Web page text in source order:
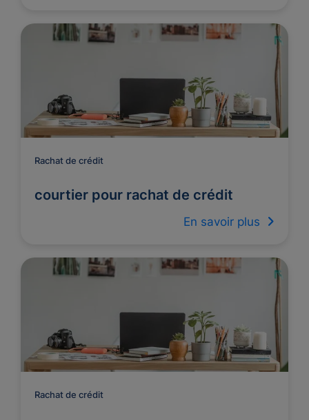
Rachat de crédit
courtier pour rachat de crédit
En savoir plus
Rachat de crédit